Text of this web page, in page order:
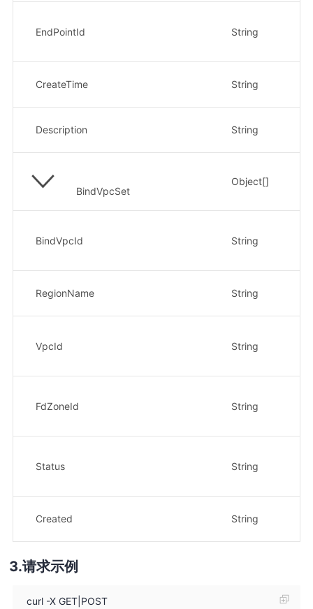
EndPointId String
CreateTime String
Description String
BindVpcSet
Object[]
BindVpcId String
RegionName String
VpcId String
FdZoneId String
Status String
Created String
请求示例
curl -X GET|POST